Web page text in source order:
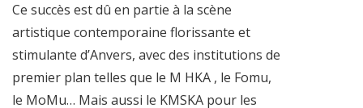
Ce succès est dû en partie à la scène
artistique contemporaine florissante et
stimulante d’Anvers, avec des institutions de
premier plan telles que le M HKA , le Fomu,
le MoMu… Mais aussi le KMSKA pour les